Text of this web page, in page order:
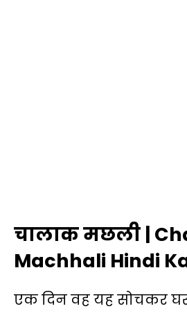
चालाक मछली |
Machhali Hindi
एक दिन वह यह सोचकर